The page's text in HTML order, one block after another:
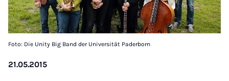
Foto: Die Unity Big Band der Universität Paderborn
21.05.2015